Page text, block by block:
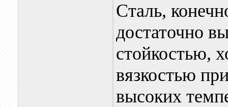
Сталь,
достаточно
стойкостью,
вязкостью
высоких